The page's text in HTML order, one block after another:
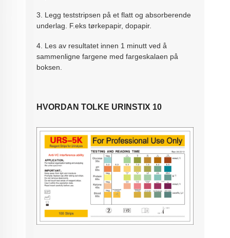
3. Legg teststripsen på et flatt og absorberende
underlag. F.eks tørkepapir, dopapir.
4. Les av resultatet innen 1 minutt ved å
sammenligne fargene med fargeskalaen på
boksen.
HVORDAN TOLKE URINSTIX 10